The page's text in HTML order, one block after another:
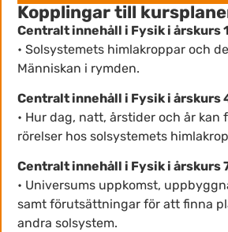
Kopplingar till
Centralt innehåll i Fysik i årskurs
• Solsystemets himlakroppar och
Människan i rymden.
Centralt innehåll i Fysik i årskurs
• Hur dag, natt, årstider och år kan
rörelser hos solsystemets
Centralt innehåll i Fysik i årskurs
• Universums uppkomst,
samt förutsättningar för att finna
andra solsystem.